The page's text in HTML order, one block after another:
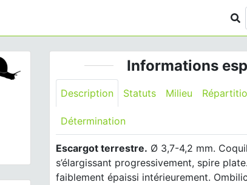
Informations
Description Statuts Milieu
Détermination
Escargot terrestre. Ø 3,7-4,2 mm.
s’élargissant progressivement, spire
faiblement épaissi intérieurement.